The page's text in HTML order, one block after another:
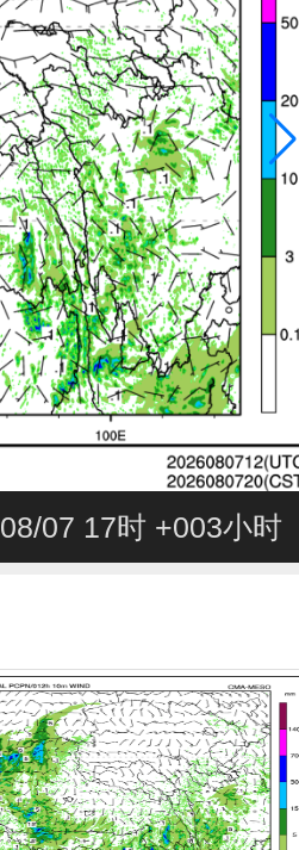
08/07 17时 +003小时